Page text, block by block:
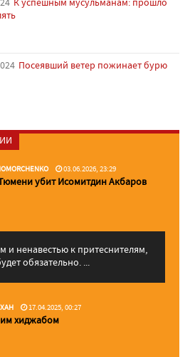
Посеявший ветер пожинает бурю
03.06.2026, 23:29
убит Исомитдин Акбаров
и ненавестью к притеснителям,
обязательно. ...
17.04.2025, 00:27
хиджабом